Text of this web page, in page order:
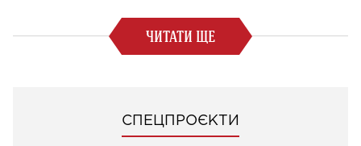
ЧИТАТИ ЩЕ
СПЕЦПРОЄКТИ